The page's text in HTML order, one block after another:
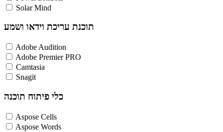
Solar Mind
תוכנת עריכת וידאו ושמע
Adobe Audition
Adobe Premier PRO
Camtasia
Snagit
כלי פיתוח תוכנה
Aspose Cells
Aspose Words